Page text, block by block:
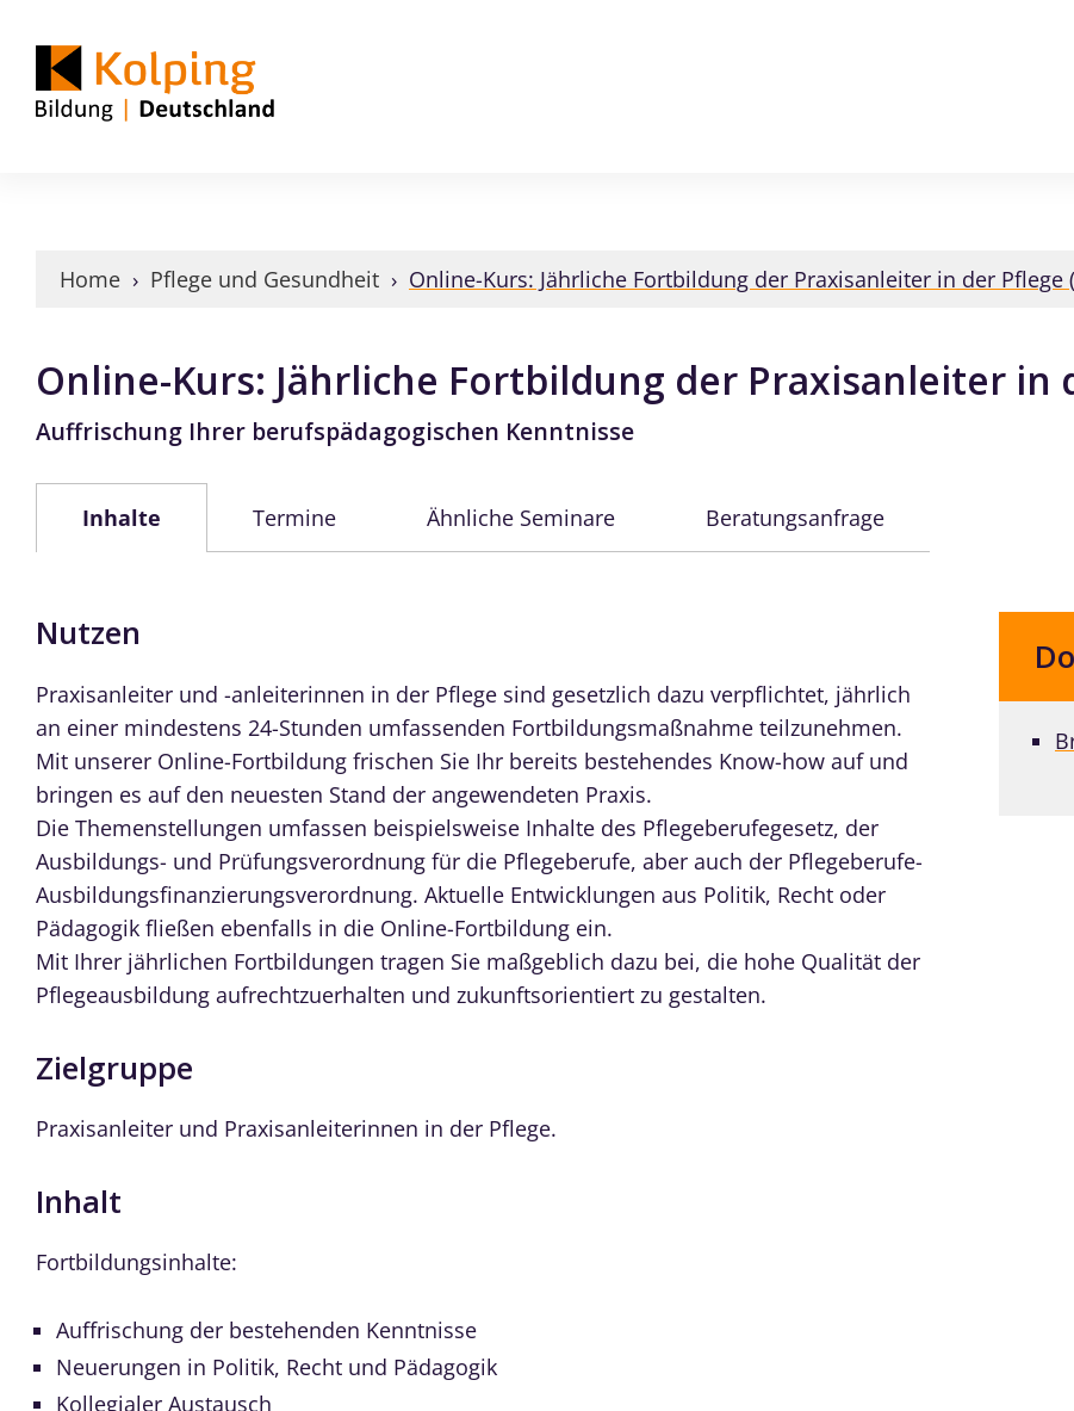
Home › Pflege und Gesundheit › Online-Kurs: Jährliche Fortbildung der Praxisanleiter in der Pflege
Online-Kurs: Jährliche Fortbildung der Praxisanleiter in
Auffrischung Ihrer berufspädagogischen Kenntnisse
Inhalte Termine Ähnliche Seminare Beratungsanfrage
Nutzen
Praxisanleiter und -anleiterinnen in der Pflege sind gesetzlich dazu verpflichtet, jährlich
an einer mindestens 24-Stunden umfassenden Fortbildungsmaßnahme teilzunehmen.
Mit unserer Online-Fortbildung frischen Sie Ihr bereits bestehendes Know-how auf und
bringen es auf den neuesten Stand der angewendeten Praxis.
Die Themenstellungen umfassen beispielsweise Inhalte des Pflegeberufegesetz, der
Ausbildungs- und Prüfungsverordnung für die Pflegeberufe, aber auch der Pflegeberufe-
Ausbildungsfinanzierungsverordnung. Aktuelle Entwicklungen aus Politik, Recht oder
Pädagogik fließen ebenfalls in die Online-Fortbildung ein.
Mit Ihrer jährlichen Fortbildungen tragen Sie maßgeblich dazu bei, die hohe Qualität der
Pflegeausbildung aufrechtzuerhalten und zukunftsorientiert zu gestalten.
Zielgruppe
Praxisanleiter und Praxisanleiterinnen in der Pflege.
Inhalt
Fortbildungsinhalte:
Auffrischung der bestehenden Kenntnisse
Neuerungen in Politik, Recht und Pädagogik
Kollegialer Austausch